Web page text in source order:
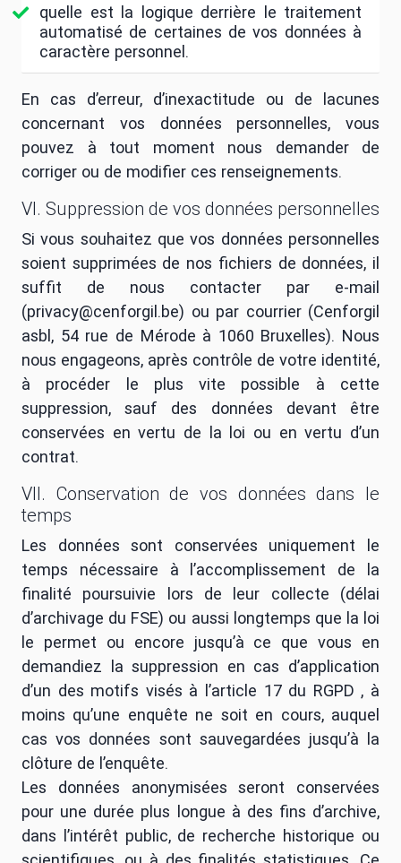
quelle est la logique derrière le traitement
automatisé de certaines de vos données à
caractère personnel.
En cas d’erreur, d’inexactitude ou de lacunes
concernant vos données personnelles, vous
pouvez à tout moment nous demander de
corriger ou de modifier ces renseignements.
VI. Suppression de vos données personnelles
Si vous souhaitez que vos données personnelles
soient supprimées de nos fichiers de données, il
suffit de nous contacter par e-mail
(privacy@cenforgil.be) ou par courrier (Cenforgil
asbl, 54 rue de Mérode à 1060 Bruxelles). Nous
nous engageons, après contrôle de votre identité,
à procéder le plus vite possible à cette
suppression, sauf des données devant être
conservées en vertu de la loi ou en vertu d’un
contrat.
VII. Conservation de vos données dans le
temps
Les données sont conservées uniquement le
temps nécessaire à l’accomplissement de la
finalité poursuivie lors de leur collecte (délai
d’archivage du FSE) ou aussi longtemps que la loi
le permet ou encore jusqu’à ce que vous en
demandiez la suppression en cas d’application
d’un des motifs visés à l’article 17 du RGPD , à
moins qu’une enquête ne soit en cours, auquel
cas vos données sont sauvegardées jusqu’à la
clôture de l’enquête.
Les données anonymisées seront conservées
pour une durée plus longue à des fins d’archive,
dans l’intérêt public, de recherche historique ou